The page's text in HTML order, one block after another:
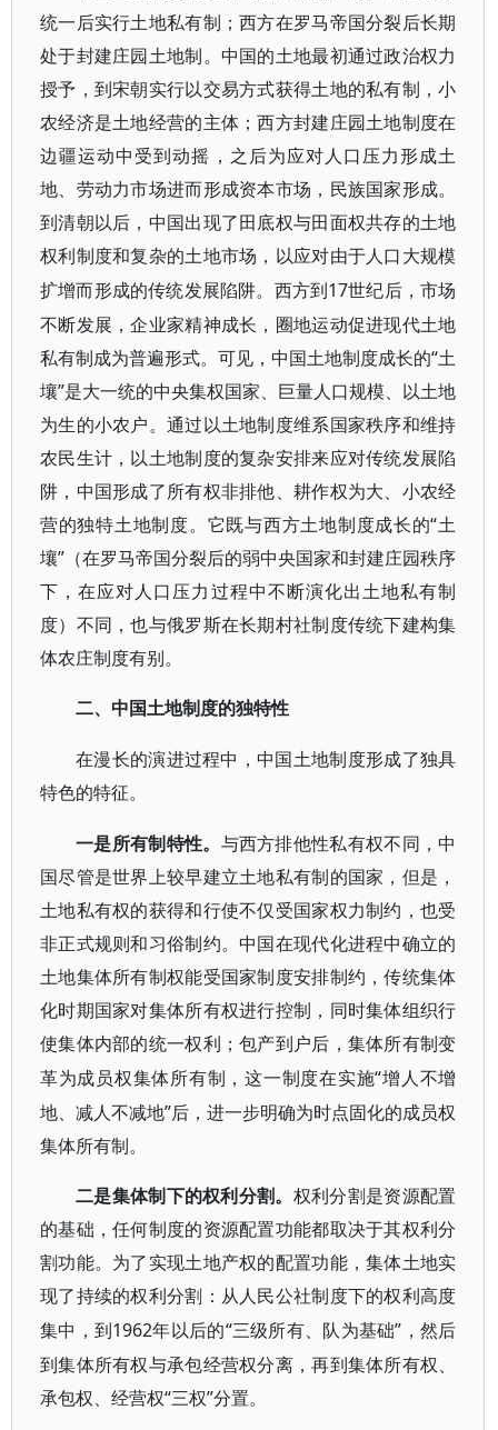
统一后实行土地私有制；西方在罗马帝国分裂后长期
处于封建庄园土地制。中国的土地最初通过政治权力
授予，到宋朝实行以交易方式获得土地的私有制，小
农经济是土地经营的主体；西方封建庄园土地制度在
边疆运动中受到动摇，之后为应对人口压力形成土
地、劳动力市场进而形成资本市场，民族国家形成。
到清朝以后，中国出现了田底权与田面权共存的土地
权利制度和复杂的土地市场，以应对由于人口大规模
扩增而形成的传统发展陷阱。西方到 17世纪后，市场
不断发展，企业家精神成长，圈地运动促进现代土地
私有制成为普遍形式。可见，中国土地制度成长的“土
壤”是大一统的中央集权国家、巨量人口规模、以土地
为生的小农户。通过以土地制度维系国家秩序和维持
农民生计，以土地制度的复杂安排来应对传统发展陷
阱，中国形成了所有权非排他、耕作权为大、小农经
营的独特土地制度。它既与西方土地制度成长的“土
壤”（在罗马帝国分裂后的弱中央国家和封建庄园秩序
下，在应对人口压力过程中不断演化出土地私有制
度）不同，也与俄罗斯在长期村社制度传统下建构集
体农庄制度有别。
二、中国土地制度的独特性
在漫长的演进过程中，中国土地制度形成了独具
特色的特征。
一是所有制特性。 与西方排他性私有权不同，中
国尽管是世界上较早建立土地私有制的国家，但是，
土地私有权的获得和行使不仅受国家权力制约，也受
非正式规则和习俗制约。中国在现代化进程中确立的
土地集体所有制权能受国家制度安排制约，传统集体
化时期国家对集体所有权进行控制，同时集体组织行
使集体内部的统一权利；包产到户后，集体所有制变
革为成员权集体所有制，这一制度在实施“增人不增
地、减人不减地”后，进一步明确为时点固化的成员权
集体所有制。
二是集体制下的权利分割。 权利分割是资源配置
的基础，任何制度的资源配置功能都取决于其权利分
割功能。为了实现土地产权的配置功能，集体土地实
现了持续的权利分割：从人民公社制度下的权利高度
集中，到 1962年以后的“三级所有、队为基础”，然后
到集体所有权与承包经营权分离，再到集体所有权、
承包权、经营权“三权”分置。